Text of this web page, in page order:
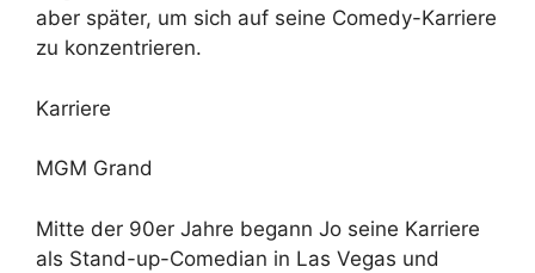
aber später, um sich auf seine Comedy-Karriere
zu konzentrieren.
Karriere
MGM Grand
Mitte der 90er Jahre begann Jo seine Karriere
als Stand-up-Comedian in Las Vegas und